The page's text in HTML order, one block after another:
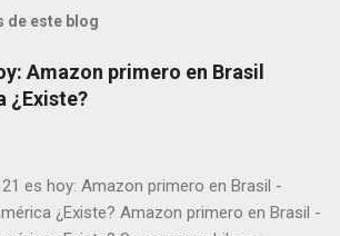
de este blog
Amazon primero en Brasil
¿Existe?
es hoy: Amazon primero en Brasil -
¿Existe? Amazon primero en Brasil -